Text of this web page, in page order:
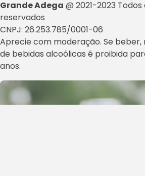
Grande Adega @ 2021-2023
reservados
CNPJ: 26.253.785/0001-06
Aprecie com moderação. Se beber,
de bebidas alcoólicas é proibida
anos.